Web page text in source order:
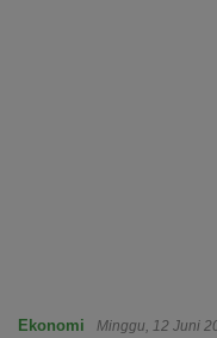
Ekonomi Minggu, 12 Juni